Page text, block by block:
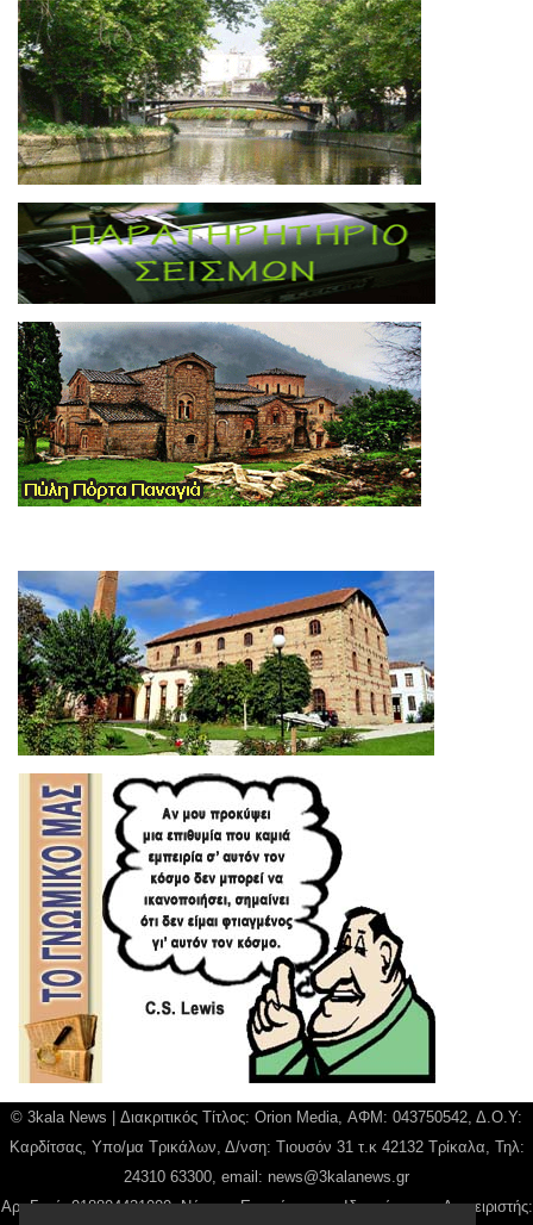
© 3kala News | Διακριτικός Τίτλος: Orion Media, ΑΦΜ: 043750542, Δ.Ο.Υ:
Καρδίτσας, Υπο/μα Τρικάλων, Δ/νση: Τιουσόν 31 τ.κ 42132 Τρίκαλα, Τηλ:
24310 63300, email: news@3kalanews.gr
Αρ. Γεμή: 018804431000, Νόμιμος Εκπρόσωπος, Ιδιοκτήτης και Διαχειριστής: